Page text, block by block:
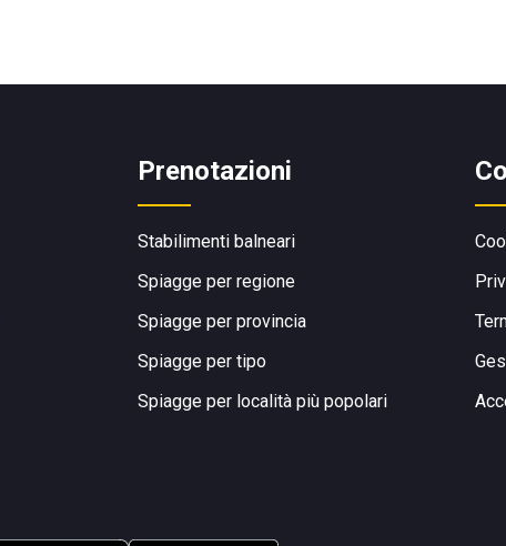
Prenotazioni
Stabilimenti balneari
Spiagge per regione
Spiagge per provincia
Spiagge per tipo
Spiagge per località più popolari